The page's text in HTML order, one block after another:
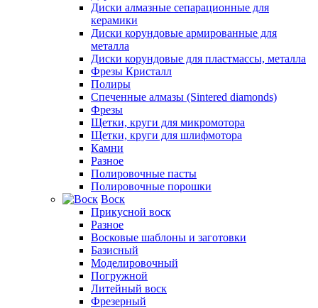
Диски алмазные сепарационные для
керамики
Диски корундовые армированные для
металла
Диски корундовые для пластмассы, металла
Фрезы Кристалл
Полиры
Спеченные алмазы (Sintered diamonds)
Фрезы
Щетки, круги для микромотора
Щетки, круги для шлифмотора
Камни
Разное
Полировочные пасты
Полировочные порошки
Воск
Прикусной воск
Разное
Восковые шаблоны и заготовки
Базисный
Моделировочный
Погружной
Литейный воск
Фрезерный